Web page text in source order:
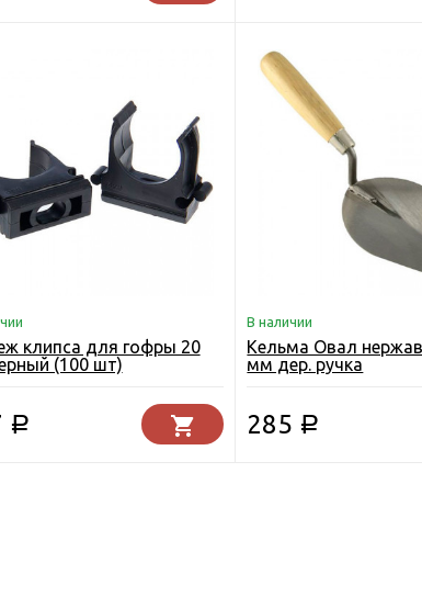
клипса для гофры 20
(100 шт)
Р
В наличии
Кельма Овал
мм дер. ручка
285 Р